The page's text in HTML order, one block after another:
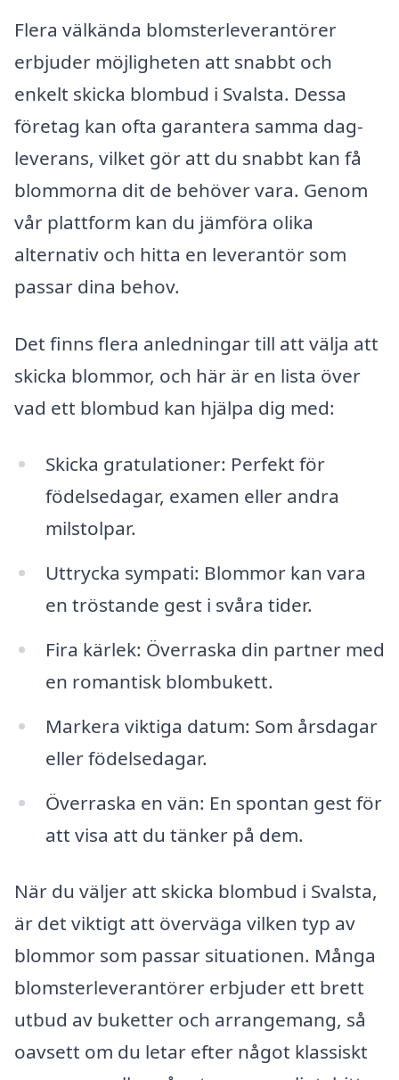
Flera välkända blomsterleverantörer
erbjuder möjligheten att snabbt och
enkelt skicka blombud i Svalsta. Dessa
företag kan ofta garantera samma dag-
leverans, vilket gör att du snabbt kan få
blommorna dit de behöver vara. Genom
vår plattform kan du jämföra olika
alternativ och hitta en leverantör som
passar dina behov.
Det finns flera anledningar till att välja att
skicka blommor, och här är en lista över
vad ett blombud kan hjälpa dig med:
Skicka gratulationer: Perfekt för
födelsedagar, examen eller andra
milstolpar.
Uttrycka sympati: Blommor kan vara
en tröstande gest i svåra tider.
Fira kärlek: Överraska din partner med
en romantisk blombukett.
Markera viktiga datum: Som årsdagar
eller födelsedagar.
Överraska en vän: En spontan gest för
att visa att du tänker på dem.
När du väljer att skicka blombud i Svalsta,
är det viktigt att överväga vilken typ av
blommor som passar situationen. Många
blomsterleverantörer erbjuder ett brett
utbud av buketter och arrangemang, så
oavsett om du letar efter något klassiskt